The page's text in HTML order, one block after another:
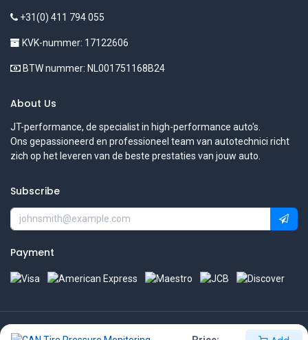
+31(0) 411 794 055
KVK-nummer: 17122606
BTW nummer: NL001751168B24
About Us
JT-performance, de specialist in high-performance auto's.
Ons gepassioneerd en professioneel team van autotechnici richt
zich op het leveren van de beste prestaties van jouw auto.
Subscribe
Payment